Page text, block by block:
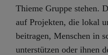
Thieme Gruppe stehen.
auf Projekten, die lokal
beitragen, Menschen in
unterstützen oder ihnen